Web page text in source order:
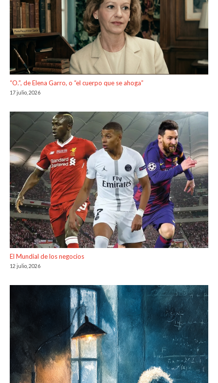
“O.”, de Elena Garro, o “el cuerpo que se ahoga”
17 julio, 2026
El Mundial de los negocios
12 julio, 2026